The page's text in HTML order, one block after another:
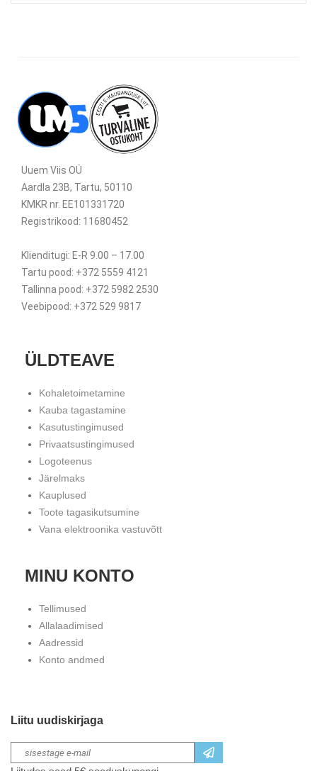
Uuem Viis OÜ
Aardla 23B, Tartu, 50110
KMKR nr. EE101331720
Registrikood: 11680452
Klienditugi: E-R 9.00 – 17.00
Tartu pood: +372 5559 4121
Tallinna pood: +372 5982 2530
Veebipood: +372 529 9817
ÜLDTEAVE
Kohaletoimetamine
Kauba tagastamine
Kasutustingimused
Privaatsustingimused
Logoteenus
Järelmaks
Kauplused
Toote tagasikutsumine
Vana elektroonika vastuvõtt
MINU KONTO
Tellimused
Allalaadimised
Aadressid
Konto andmed
Liitu uudiskirjaga